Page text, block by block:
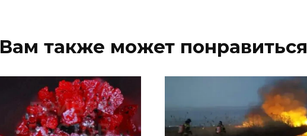
Вам также может понравиться